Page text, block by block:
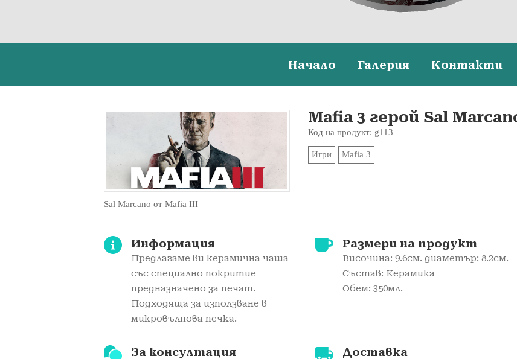
Начало Галерия Контакти
Mafia 3 герой Sal
Код на продукт: g113
Игри Mafia 3
Sal Marcano от Mafia III
Информация
Предлагаме ви керамичнa чаша
със специално покритие
предназначено за печат.
Подходяща за използване в
микровълнова печка.
Размери на продукт
Височина: 9.6см. диаметър: 8.2см.
Състав: Керамика
Обем: 350мл.
За консултация Доставка